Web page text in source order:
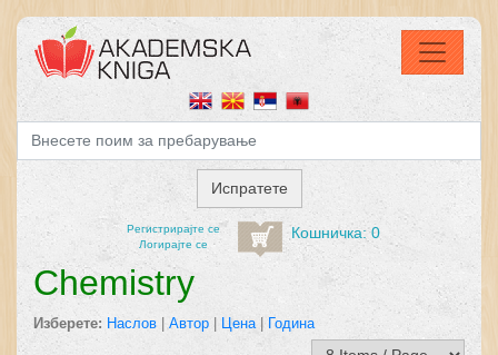
Регистрирајтe се
Логирајте се
Кошничка: 0
Chemistry
Изберете: Наслов | Автор | Цена | Година